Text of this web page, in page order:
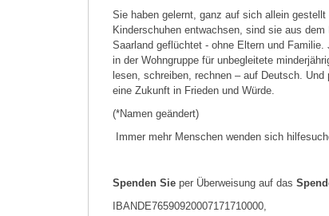
Sie haben gelernt, ganz auf sich allein
Kinderschuhen entwachsen, sind sie aus
Saarland geflüchtet - ohne Eltern und
in der Wohngruppe für unbegleitete
lesen, schreiben, rechnen – auf Deutsch.
eine Zukunft in Frieden und Würde.
(*Namen geändert)
Immer mehr Menschen wenden sich
Spenden Sie per Überweisung auf das
IBANDE76590920007171710000,